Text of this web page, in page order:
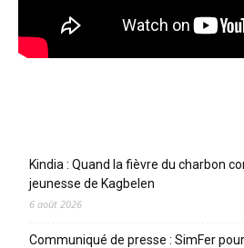
Kindia : Quand la fièvre du charbon
jeunesse de Kagbelen
6 août 2026
Communiqué de presse : SimFer